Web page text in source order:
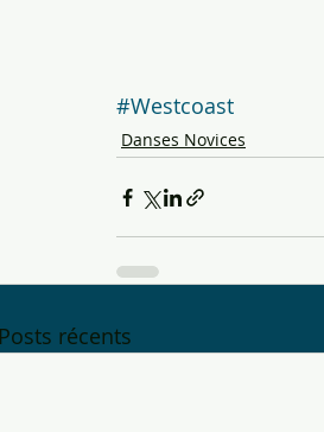
#Westcoast
Danses Novices
récents